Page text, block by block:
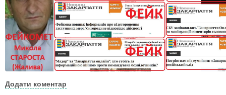
Додати коментар